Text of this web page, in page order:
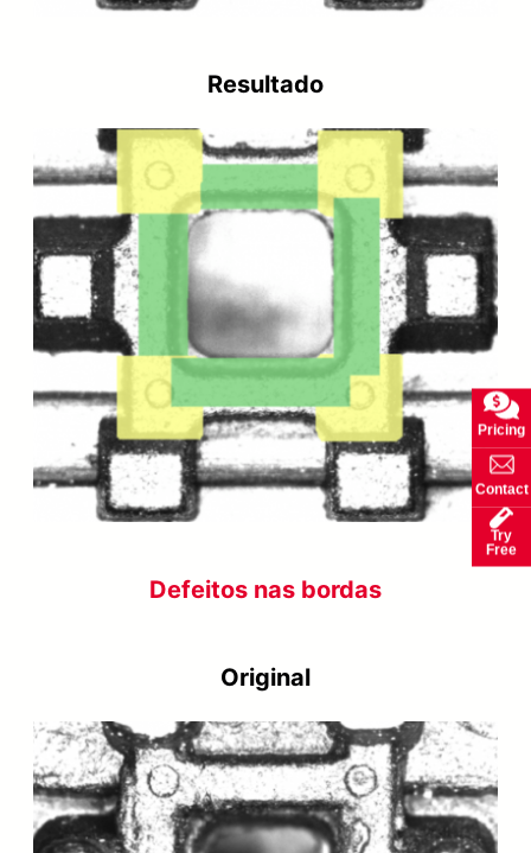
Resultado
Defeitos nas bordas
Original
Pricing
Contact
Try
Free